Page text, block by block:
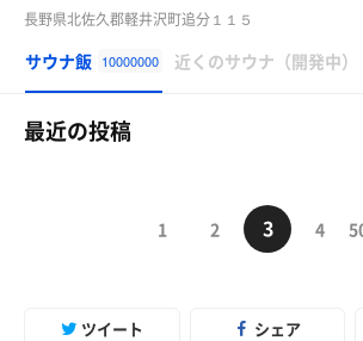
長野県北佐久郡軽井沢町追分１１５
サウナ飯 10000000 近くのサウナ（開発中）
最近の投稿
1 2 3 4
ツイート シェア